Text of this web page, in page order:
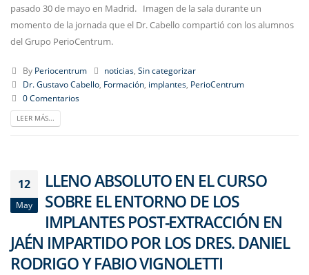
pasado 30 de mayo en Madrid. Imagen de la sala durante un
momento de la jornada que el Dr. Cabello compartió con los alumnos
del Grupo PerioCentrum.
By Periocentrum noticias ,Sin categorizar
Dr. Gustavo Cabello, Formación, implantes, PerioCentrum
0 Comentarios
LEER MÁS...
12
May
LLENO ABSOLUTO EN EL CURSO
SOBRE EL ENTORNO DE LOS
IMPLANTES POST-EXTRACCIÓN EN
JAÉN IMPARTIDO POR LOS DRES. DANIEL
RODRIGO Y FABIO VIGNOLETTI